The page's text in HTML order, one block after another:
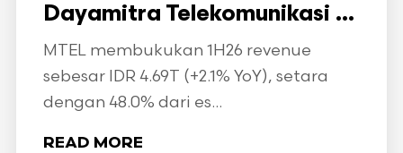
Dayamitra Telekomunikasi ...
MTEL membukukan 1H26 revenue
sebesar IDR 4.69T (+2.1% YoY), setara
dengan 48.0% dari es...
READ MORE